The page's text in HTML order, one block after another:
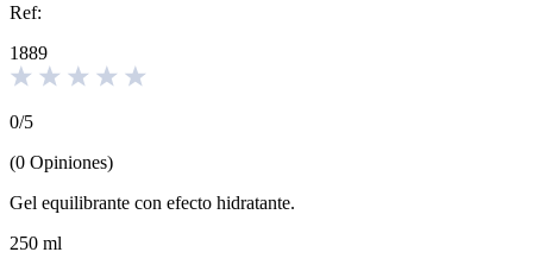
Ref:
1889
0/5
(0 Opiniones)
Gel equilibrante con efecto hidratante.
250 ml